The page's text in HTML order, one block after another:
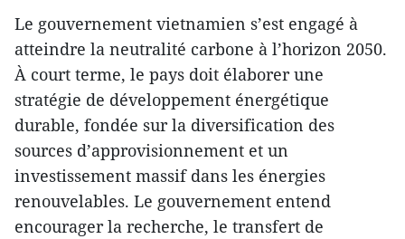
Le gouvernement vietnamien s’est engagé à
atteindre la neutralité carbone à l’horizon 2050.
À court terme, le pays doit élaborer une
stratégie de développement énergétique
durable, fondée sur la diversification des
sources d’approvisionnement et un
investissement massif dans les énergies
renouvelables. Le gouvernement entend
encourager la recherche, le transfert de